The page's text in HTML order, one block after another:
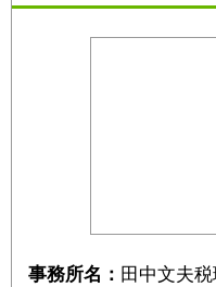
事務所名： 田中文夫